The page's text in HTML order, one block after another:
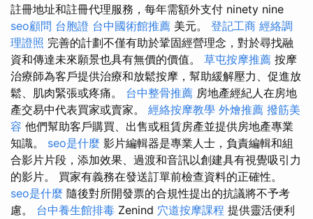
註冊地址和註冊代理服務，每年需額外支付 ninety nine
seo顧問 台胞證 台中國術館推薦 美元。 登記工商 經絡調
理證照 完善的計劃不僅有助於鞏固經營理念，對於尋找融
資和傳達未來願景也具有無價的價值。 草屯按摩推薦 按摩
治療師為客戶提供治療和放鬆按摩，幫助緩解壓力、促進放
鬆、肌肉緊張或疼痛。 台中整骨推薦 房地產經紀人在房地
產交易中代表買家或賣家。 經絡按摩教學 外燴推薦 撥筋美
容 他們幫助客戶購買、出售或租賃房產並提供房地產專業
知識。 seo是什麼 影片編輯器是專業人士，負責編輯和組
合影片片段，添加效果、過渡和音訊以創建具有視覺吸引力
的影片。 買家有義務在發送訂單前檢查資料的正確性。
seo是什麼 隨後對所開發票的合規性提出的抗議將不予考
慮。 台中養生館排毒 Zenind 穴道按摩課程 提供靈活便利